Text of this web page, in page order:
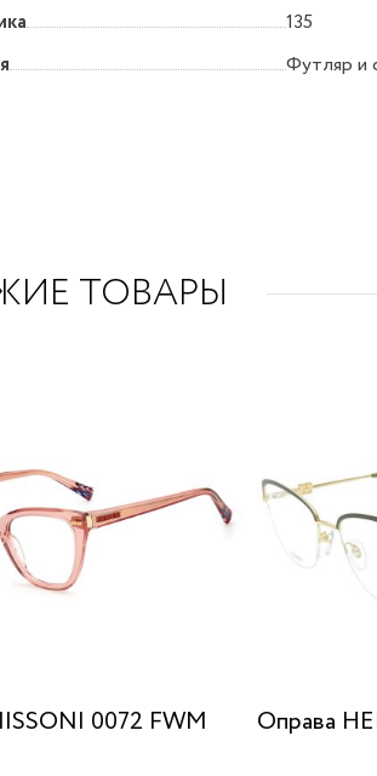
135
Футляр и
ТОВАРЫ
0072 FWM Оправа